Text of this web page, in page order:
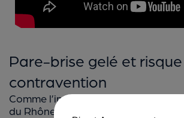
Pare-brise gelé et
contravention
Comme l’indique le siteCaradisiac,
du Rhône vient de rappeler aux